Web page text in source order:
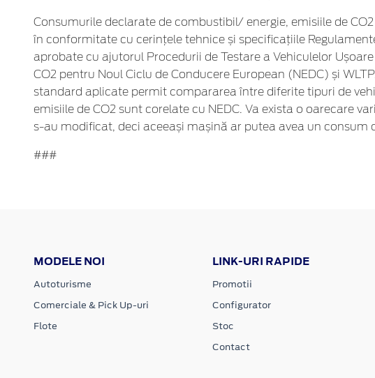
Consumurile declarate de combustibil/ energie, emisiile de
în conformitate cu cerințele tehnice și specificațiile
aprobate cu ajutorul Procedurii de Testare a Vehiculelor
CO2 pentru Noul Ciclu de Conducere European (NEDC) și
standard aplicate permit compararea între diferite tipuri de
emisiile de CO2 sunt corelate cu NEDC. Va exista o oarecare
s-au modificat, deci aceeași mașină ar putea avea un consum
###
MODELE NOI
Autoturisme
Comerciale & Pick Up-uri
Flote
LINK-URI RAPIDE
Promotii
Configurator
Stoc
Contact